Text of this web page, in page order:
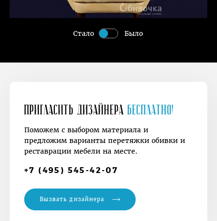
Было
Стало
Пригласить дизайнера Бесплатно!
Поможем с выбором материала и
предложим варианты перетяжки обивки и
реставрации мебели на месте.
+7 (495) 545-42-07
Вызвать дизайнера